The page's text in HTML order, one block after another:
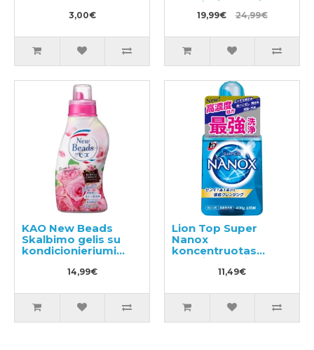
3,00€
kaukė 120g
19,99€ 24,99€
KAO New Beads
Skalbimo gelis su
kondicionieriumi
14,99€
Lion Top Super
Nanox
koncentruotas
skalbimo gelis 400g
11,49€